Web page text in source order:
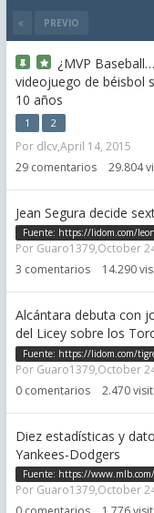
PREVIO
¿MVP
videojuego de béisbol
10 años
1 2
Por dlcv,April 14, 2015
29 comentarios 29.804
Jean Segura decide
Fuente: https://lidom.com/
triunfo-seguido-del-escogido-
Por Guaro1379,October
3 comentarios 14.290
Alcántara debuta con
del Licey sobre los
Fuente: https://lidom.com/
valdez-gana-en-victoria-del-
Por Guaro1379,October
0 comentarios 2.470
Diez estadísticas y
Yankees-Dodgers
Fuente: https://www.mlb.com/
serie-mundial-yankees-
Por Guaro1379,October